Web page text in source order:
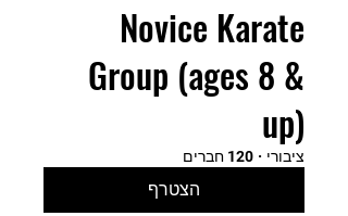
Novice Karate
Group (ages 8 &
up)
ציבורי · 120 חברים
הצטרף